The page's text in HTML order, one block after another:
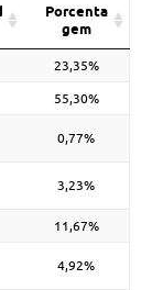
Porcenta
gem
23,35%
55,30%
0,77%
3,23%
11,67%
4,92%